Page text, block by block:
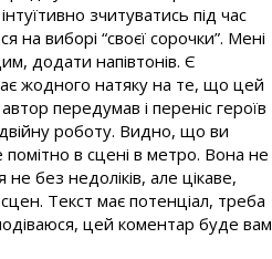
зчитуватись під час
на виборі “своєї сорочки”. Мені
додати напівтонів. Є
жодного натяку на те, що цей
передумав і переніс героїв
роботу. Видно, що ви
помітно в сцені в метро. Вона не
без недоліків, але цікаве,
Текст має потенціал, треба
цей коментар буде вам